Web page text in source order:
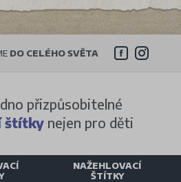
DO CELÉHO SVĚTA
přizpůsobitelné
štítky nejen pro děti
NAŽEHLOVACÍ
ŠTÍTKY